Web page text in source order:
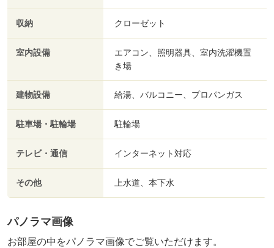
収納 クローゼット
室内設備
エアコン、照明器具、室内洗濯機置
き場
建物設備 給湯、バルコニー、プロパンガス
駐車場・駐輪場 駐輪場
テレビ・通信 インターネット対応
その他 上水道、本下水
パノラマ画像
お部屋の中をパノラマ画像でご覧いただけます。